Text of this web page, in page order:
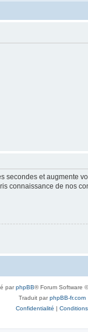
et augmente
connaissance de nos
parphpBB® Forum Software
Traduit parphpBB-fr.com
Confidentialité | Conditions